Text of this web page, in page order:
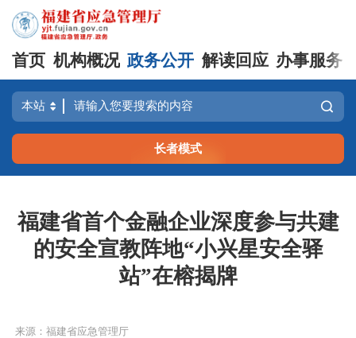
首页 机构概况 政务公开 解读回应 办事服务
长者模式
福建省首个金融企业深度参与共建
的安全宣教阵地“小兴星安全驿
站”在榕揭牌
来源：福建省应急管理厅